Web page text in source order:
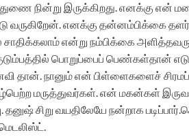
நின்று இருக்கிறது. எனக்கு என்
வருகிறேன். எனக்கு தன்னம்பிக்கை
சாதிக்கலாம் என்று நம்பிக்கை
குடும்பத்தில் பொறுப்பைப் பெண்கள்தான்
தான். நானும் என் பிள்ளைகளைச்
மருத்துவர்கள். என் மகன்கள்
தனுஷ் சிறு வயதிலேயே நன்றாக